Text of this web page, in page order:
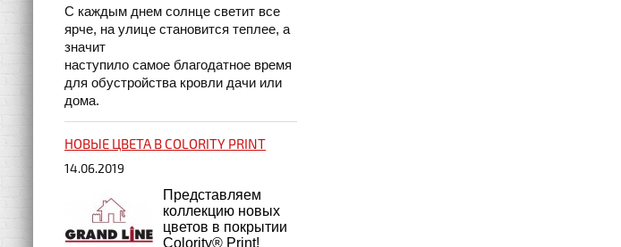
С каждым днем солнце светит все
ярче, на улице становится теплее, а
значит
наступило самое благодатное время
для обустройства кровли дачи или
дома.
НОВЫЕ ЦВЕТА В COLORITY PRINT
14.06.2019
Представляем
коллекцию новых
цветов в покрытии
Colority® Print!